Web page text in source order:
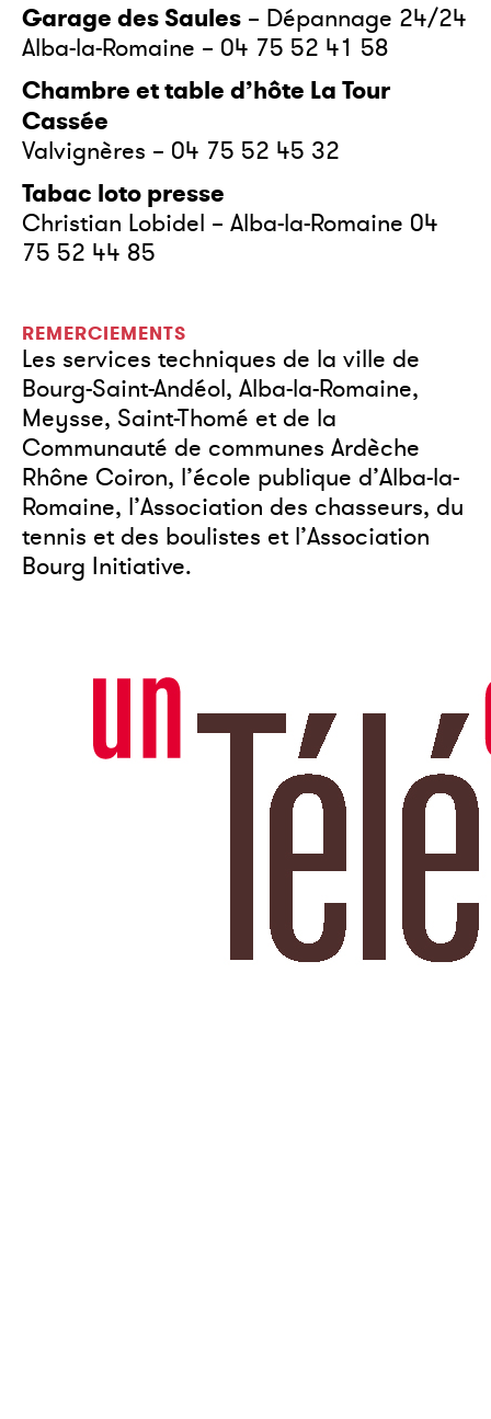
Garage des Saules – Dépannage 24/24
Alba-la-Romaine – 04 75 52 41 58
Chambre et table d’hôte La Tour
Cassée
Valvignères – 04 75 52 45 32
Tabac loto presse
Christian Lobidel – Alba-la-Romaine 04
75 52 44 85
REMERCIEMENTS
Les services techniques de la ville de
Bourg-Saint-Andéol, Alba-la-Romaine,
Meysse, Saint-Thomé et de la
Communauté de communes Ardèche
Rhône Coiron, l’école publique d’Alba-la-
Romaine, l’Association des chasseurs, du
tennis et des boulistes et l’Association
Bourg Initiative.